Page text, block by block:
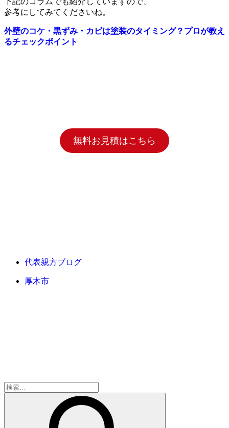
参考にしてみてくださいね。
外壁のコケ・黒ずみ・カビは塗装のタイミング？プロが教え
るチェックポイント
無料お見積はこちら
代表親方ブログ
厚木市
検
索: